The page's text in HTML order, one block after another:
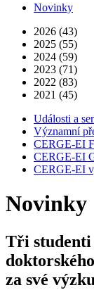
Novinky
2026 (43)
2025 (55)
2024 (59)
2023 (71)
2022 (83)
2021 (45)
Události a
Významní
CERGE-EI
CERGE-EI
CERGE-EI
Novinky
Tři
za své